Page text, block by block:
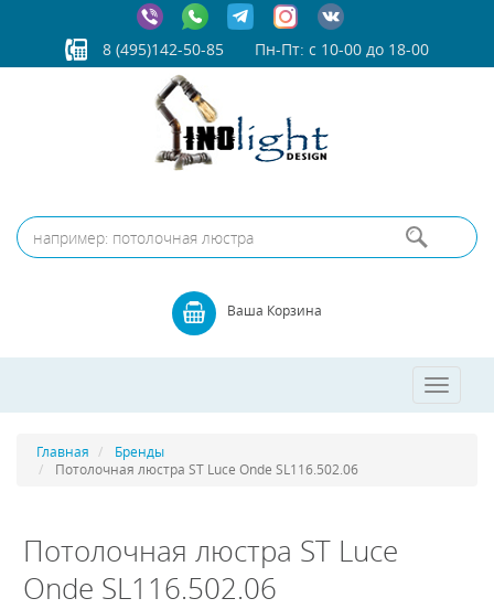
8 (495)142-50-85 Пн-Пт: с 10-00 до 18-00
Ваша Корзина
Toggle
Главная
Бренды
Потолочная люстра ST Luce Onde SL116.502.06
Потолочная люстра ST Luce
Onde SL116.502.06